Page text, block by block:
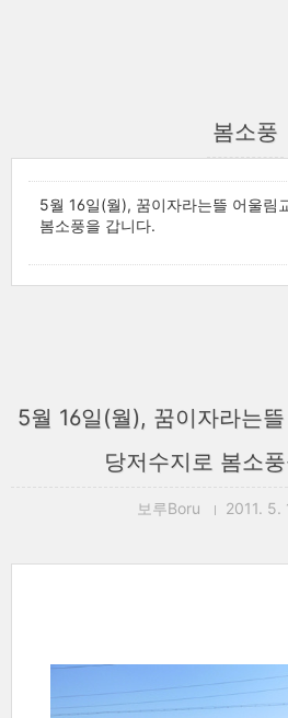
봄소풍
5월 16일(월), 꿈이자라는뜰 어울림
봄소풍을 갑니다.
5월 16일(월), 꿈이자라는
당저수지로 봄소
보루Boru 2011. 5.